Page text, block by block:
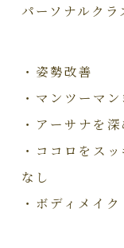
パーソナルクラ
・姿勢改善
・マンツーマ
・アーサナを深
・ココロをス
なし
・ボディメイク